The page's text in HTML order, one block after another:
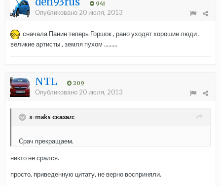
941
Опубликовано 20 июля, 2013
сначала Панин теперь Горшок , рано уходят хорошие люди ,
великие артисты , земля пухом .........
NTL 209
Опубликовано 20 июля, 2013
x-maks сказал:
Срач прекращаем.
никто не срался.
просто, приведенную цитату, не верно восприняли.